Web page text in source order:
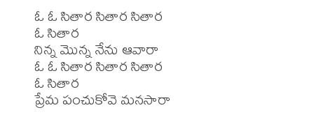
ఓ ఓ సితార సితార సితార
ఓ సితార
నిన్న మొన్న నేను ఆవారా
ఓ ఓ సితార సితార సితార
ఓ సితార
ప్రేమ పంచుకోవె మనసారా